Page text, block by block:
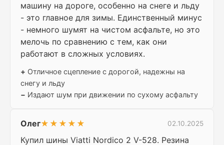
машину на дороге, особенно на снеге и льду
- это главное для зимы. Единственный минус
- немного шумят на чистом асфальте, но это
мелочь по сравнению с тем, как они
работают в сложных условиях.
+ Отличное сцепление с дорогой, надежны на
снегу и льду
− Издают шум при движении по сухому асфальту
Олег★★★★★ 02.10.2025
Купил шины Viatti Nordico 2 V-528. Резина